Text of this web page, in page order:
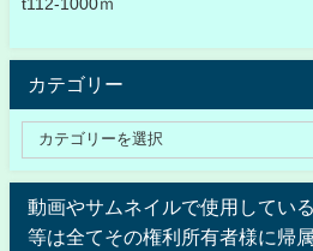
t112-1000ｍ
カテゴリー
動画やサムネイルで使用してい
等は全てその権利所有者様に帰